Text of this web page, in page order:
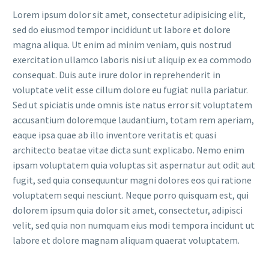
Lorem ipsum dolor sit amet, consectetur adipisicing elit,
sed do eiusmod tempor incididunt ut labore et dolore
magna aliqua. Ut enim ad minim veniam, quis nostrud
exercitation ullamco laboris nisi ut aliquip ex ea commodo
consequat. Duis aute irure dolor in reprehenderit in
voluptate velit esse cillum dolore eu fugiat nulla pariatur.
Sed ut spiciatis unde omnis iste natus error sit voluptatem
accusantium doloremque laudantium, totam rem aperiam,
eaque ipsa quae ab illo inventore veritatis et quasi
architecto beatae vitae dicta sunt explicabo. Nemo enim
ipsam voluptatem quia voluptas sit aspernatur aut odit aut
fugit, sed quia consequuntur magni dolores eos qui ratione
voluptatem sequi nesciunt. Neque porro quisquam est, qui
dolorem ipsum quia dolor sit amet, consectetur, adipisci
velit, sed quia non numquam eius modi tempora incidunt ut
labore et dolore magnam aliquam quaerat voluptatem.